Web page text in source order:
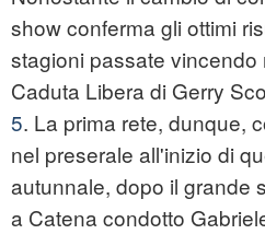
show conferma gli ottimi
stagioni passate vincendo
Caduta Libera di Gerry
5. La prima rete, dunque,
nel preserale all'inizio di
autunnale, dopo il grande
a Catena condotto